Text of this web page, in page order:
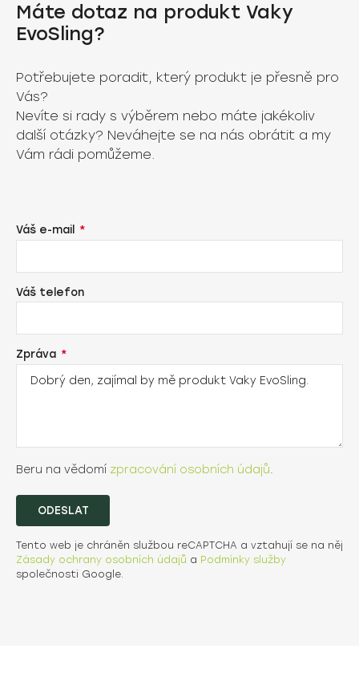
Máte dotaz na produkt Vaky
EvoSling?
Potřebujete poradit, který produkt je přesně pro
Vás?
Nevíte si rady s výběrem nebo máte jakékoliv
další otázky? Neváhejte se na nás obrátit a my
Vám rádi pomůžeme.
Váš e-mail
Váš telefon
Zpráva
Beru na vědomí zpracování osobních údajů.
Tento web je chráněn službou reCAPTCHA a vztahují se na něj
Zásady ochrany osobních údajů a Podmínky služby
společnosti Google.
ODESLAT